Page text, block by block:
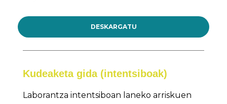
DESKARGATU
Kudeaketa gida (intentsiboak)
Laborantza intentsiboan laneko arriskuen